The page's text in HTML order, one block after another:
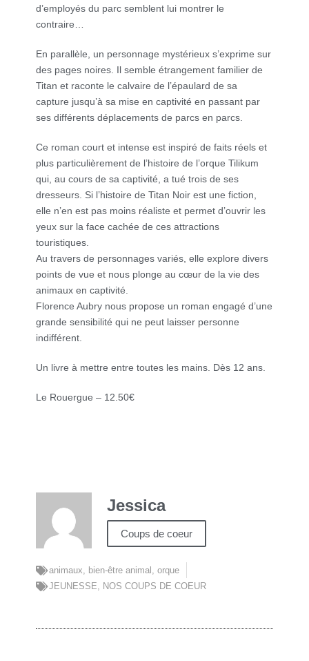
d’employés du parc semblent lui montrer le
contraire…
En parallèle, un personnage mystérieux s’exprime sur
des pages noires. Il semble étrangement familier de
Titan et raconte le calvaire de l’épaulard de sa
capture jusqu’à sa mise en captivité en passant par
ses différents déplacements de parcs en parcs.
Ce roman court et intense est inspiré de faits réels et
plus particulièrement de l’histoire de l’orque Tilikum
qui, au cours de sa captivité, a tué trois de ses
dresseurs. Si l’histoire de Titan Noir est une fiction,
elle n’en est pas moins réaliste et permet d’ouvrir les
yeux sur la face cachée de ces attractions
touristiques.
Au travers de personnages variés, elle explore divers
points de vue et nous plonge au cœur de la vie des
animaux en captivité.
Florence Aubry nous propose un roman engagé d’une
grande sensibilité qui ne peut laisser personne
indifférent.
Un livre à mettre entre toutes les mains. Dès 12 ans.
Le Rouergue – 12.50€
Jessica
Coups de coeur
animaux, bien-être animal ,orque
JEUNESSE, NOS COUPS DE COEUR